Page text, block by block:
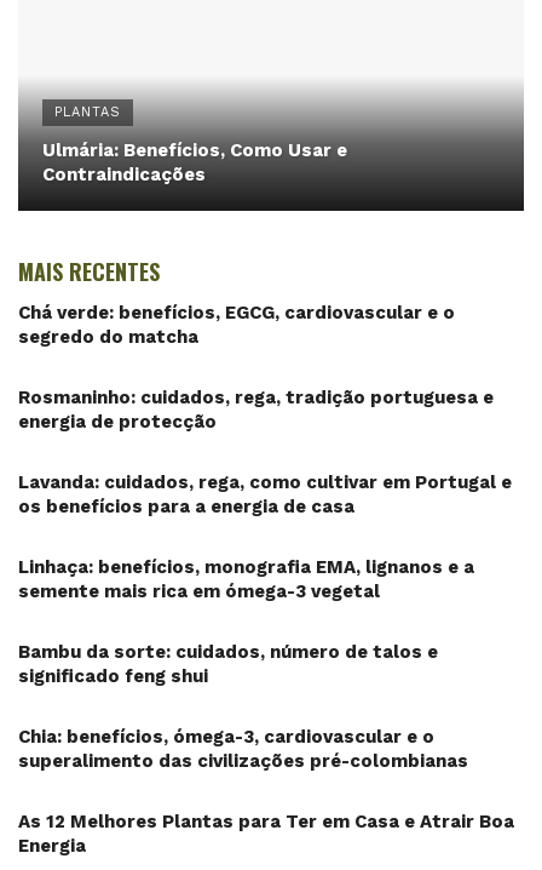
PLANTAS
Ulmária: Benefícios, Como Usar e
Contraindicações
MAIS RECENTES
Chá verde: benefícios, EGCG, cardiovascular e o
segredo do matcha
Rosmaninho: cuidados, rega, tradição portuguesa e
energia de protecção
Lavanda: cuidados, rega, como cultivar em Portugal e
os benefícios para a energia de casa
Linhaça: benefícios, monografia EMA, lignanos e a
semente mais rica em ómega-3 vegetal
Bambu da sorte: cuidados, número de talos e
significado feng shui
Chia: benefícios, ómega-3, cardiovascular e o
superalimento das civilizações pré-colombianas
As 12 Melhores Plantas para Ter em Casa e Atrair Boa
Energia